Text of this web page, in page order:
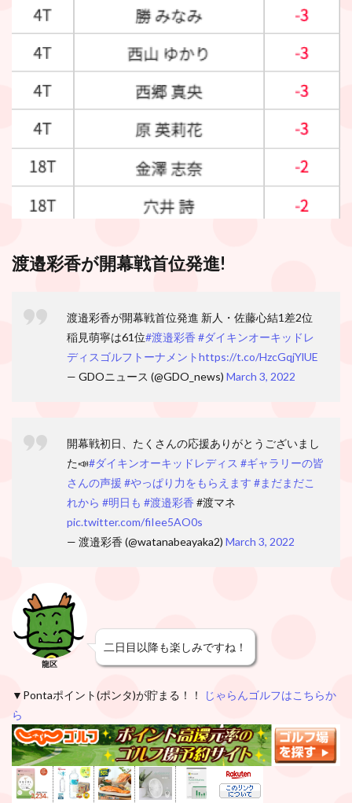
渡邉彩香が開幕戦首位発進!
渡邉彩香が開幕戦首位発進 新人・佐藤心結1差2位
稲見萌寧は61位#渡邉彩香 #ダイキンオーキッドレ
ディスゴルフトーナメントhttps://t.co/HzcGqjYlUE
— GDOニュース (@GDO_news) March 3, 2022
開幕戦初日、たくさんの応援ありがとうございまし
た📣#ダイキンオーキッドレディス #ギャラリーの皆
さんの声援 #やっぱり力をもらえます #まだまだこ
れから #明日も #渡邉彩香 #渡マネ
pic.twitter.com/fiIee5AO0s
— 渡邉彩香 (@watanabeayaka2) March 3, 2022
龍区
二日目以降も楽しみですね！
▼Pontaポイント(ポンタ)が貯まる！！
じゃらんゴルフはこちらか
ら